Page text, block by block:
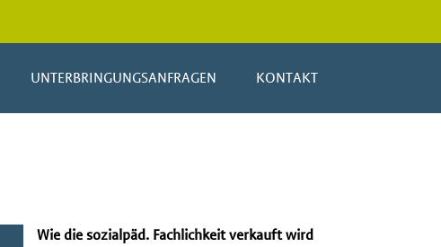
UNTERBRINGUNGSANFRAGEN KONTAKT
Wie die sozialpäd. Fachlichkeit verkauft wird